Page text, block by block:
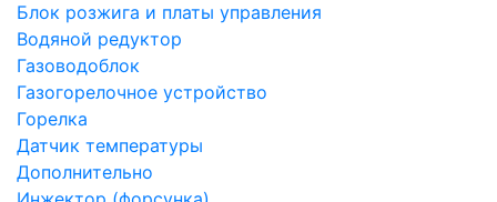
Блок розжига и платы управления
Водяной редуктор
Газоводоблок
Газогорелочное устройство
Горелка
Датчик температуры
Дополнительно